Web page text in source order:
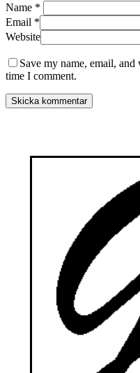
Name *
Email *
Website
Save my name, email,
time I comment.